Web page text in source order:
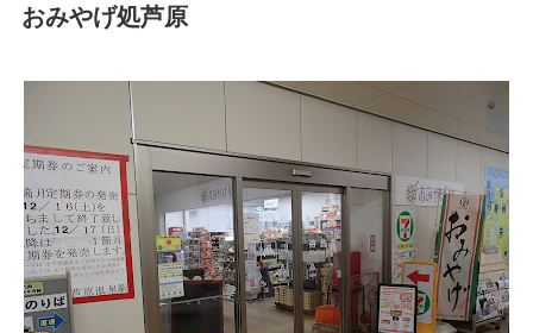
おみやげ処芦原